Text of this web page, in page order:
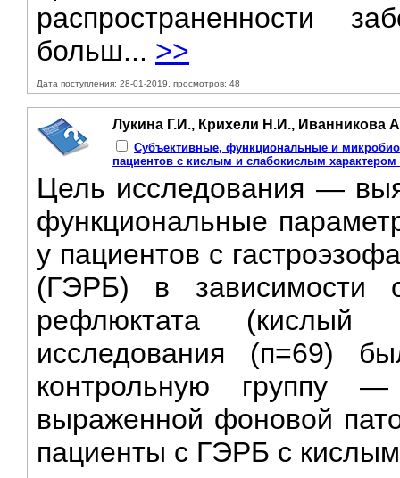
распространенности
больш... >>
Дата поступления: 28-01-2019, просмотров: 48
Лукина Г.И., Крихели Н.И., Иванникова
Субъективные, функциональные и
пациентов с кислым и слабокислым характером
Цель исследования —
функциональные
у пациентов с
(ГЭРБ) в зависимости
рефлюктата (кислый
исследования (п=69)
контрольную группу
выраженной фоновой
пациенты с ГЭРБ с